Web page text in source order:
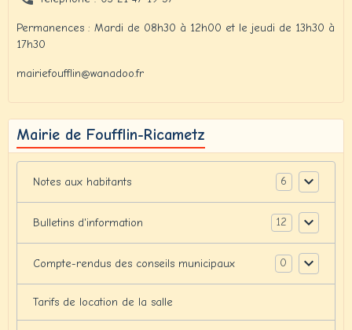
Permanences : Mardi de 08h30 à 12h00 et le jeudi de 13h30 à
17h30
mairiefoufflin@wanadoo.fr
Mairie de Foufflin-Ricametz
Notes aux habitants 6
Bulletins d'information 12
Compte-rendus des conseils municipaux 0
Tarifs de location de la salle